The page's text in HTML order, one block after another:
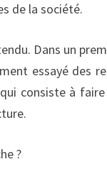
de la société.
Dans un
essayé des
consiste à
?